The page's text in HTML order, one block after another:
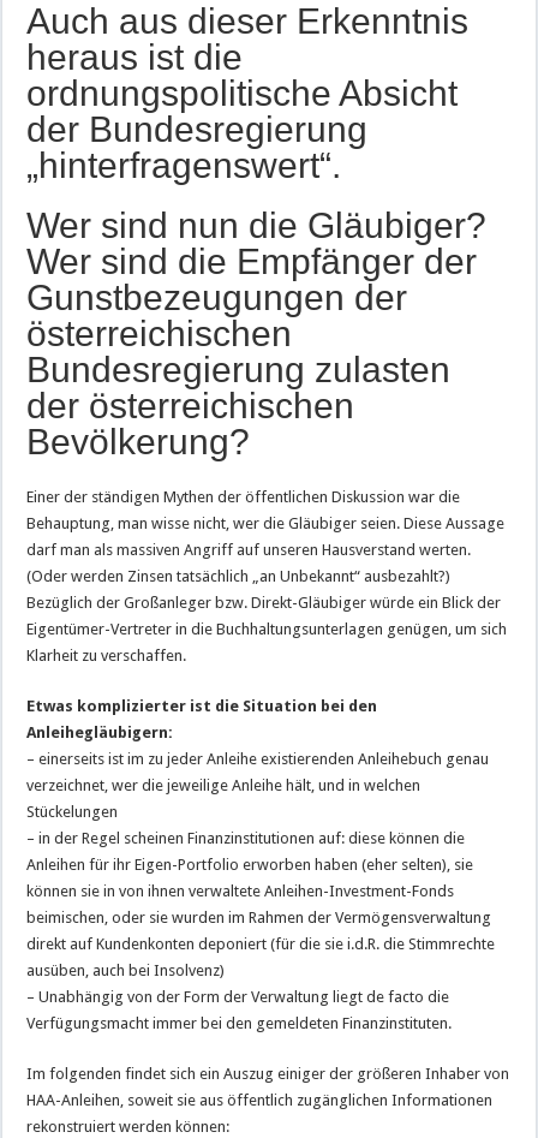
Auch aus dieser Erkenntnis
heraus ist die
ordnungspolitische Absicht
der Bundesregierung
„hinterfragenswert“.
Wer sind nun die Gläubiger?
Wer sind die Empfänger der
Gunstbezeugungen der
österreichischen
Bundesregierung zulasten
der österreichischen
Bevölkerung?
Einer der ständigen Mythen der öffentlichen Diskussion war die
Behauptung, man wisse nicht, wer die Gläubiger seien. Diese Aussage
darf man als massiven Angriff auf unseren Hausverstand werten.
(Oder werden Zinsen tatsächlich „an Unbekannt“ ausbezahlt?)
Bezüglich der Großanleger bzw. Direkt-Gläubiger würde ein Blick der
Eigentümer-Vertreter in die Buchhaltungsunterlagen genügen, um sich
Klarheit zu verschaffen.
Etwas komplizierter ist die Situation bei den
Anleihegläubigern:
– einerseits ist im zu jeder Anleihe existierenden Anleihebuch genau
verzeichnet, wer die jeweilige Anleihe hält, und in welchen
Stückelungen
– in der Regel scheinen Finanzinstitutionen auf: diese können die
Anleihen für ihr Eigen-Portfolio erworben haben (eher selten), sie
können sie in von ihnen verwaltete Anleihen-Investment-Fonds
beimischen, oder sie wurden im Rahmen der Vermögensverwaltung
direkt auf Kundenkonten deponiert (für die sie i.d.R. die Stimmrechte
ausüben, auch bei Insolvenz)
– Unabhängig von der Form der Verwaltung liegt de facto die
Verfügungsmacht immer bei den gemeldeten Finanzinstituten.
Im folgenden findet sich ein Auszug einiger der größeren Inhaber von
HAA-Anleihen, soweit sie aus öffentlich zugänglichen Informationen
rekonstruiert werden können: